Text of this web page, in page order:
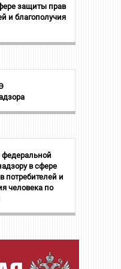
защиты прав
и благополучия
в сфере
потребителей и
человека по